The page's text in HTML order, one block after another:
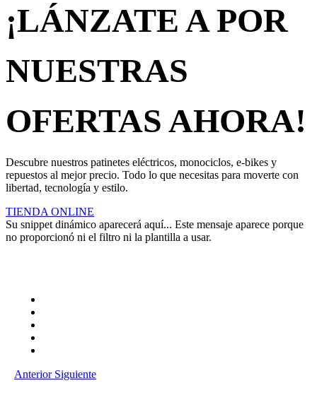
¡LÁNZATE A POR
NUESTRAS
OFERTAS AHORA!
Descubre nuestros patinetes eléctricos, monociclos, e-bikes y
repuestos al mejor precio. Todo lo que necesitas para moverte con
libertad, tecnología y estilo.
TIENDA ONLINE
Su snippet dinámico aparecerá aquí... Este mensaje aparece porque
no proporcionó ni el filtro ni la plantilla a usar.
Anterior Siguiente